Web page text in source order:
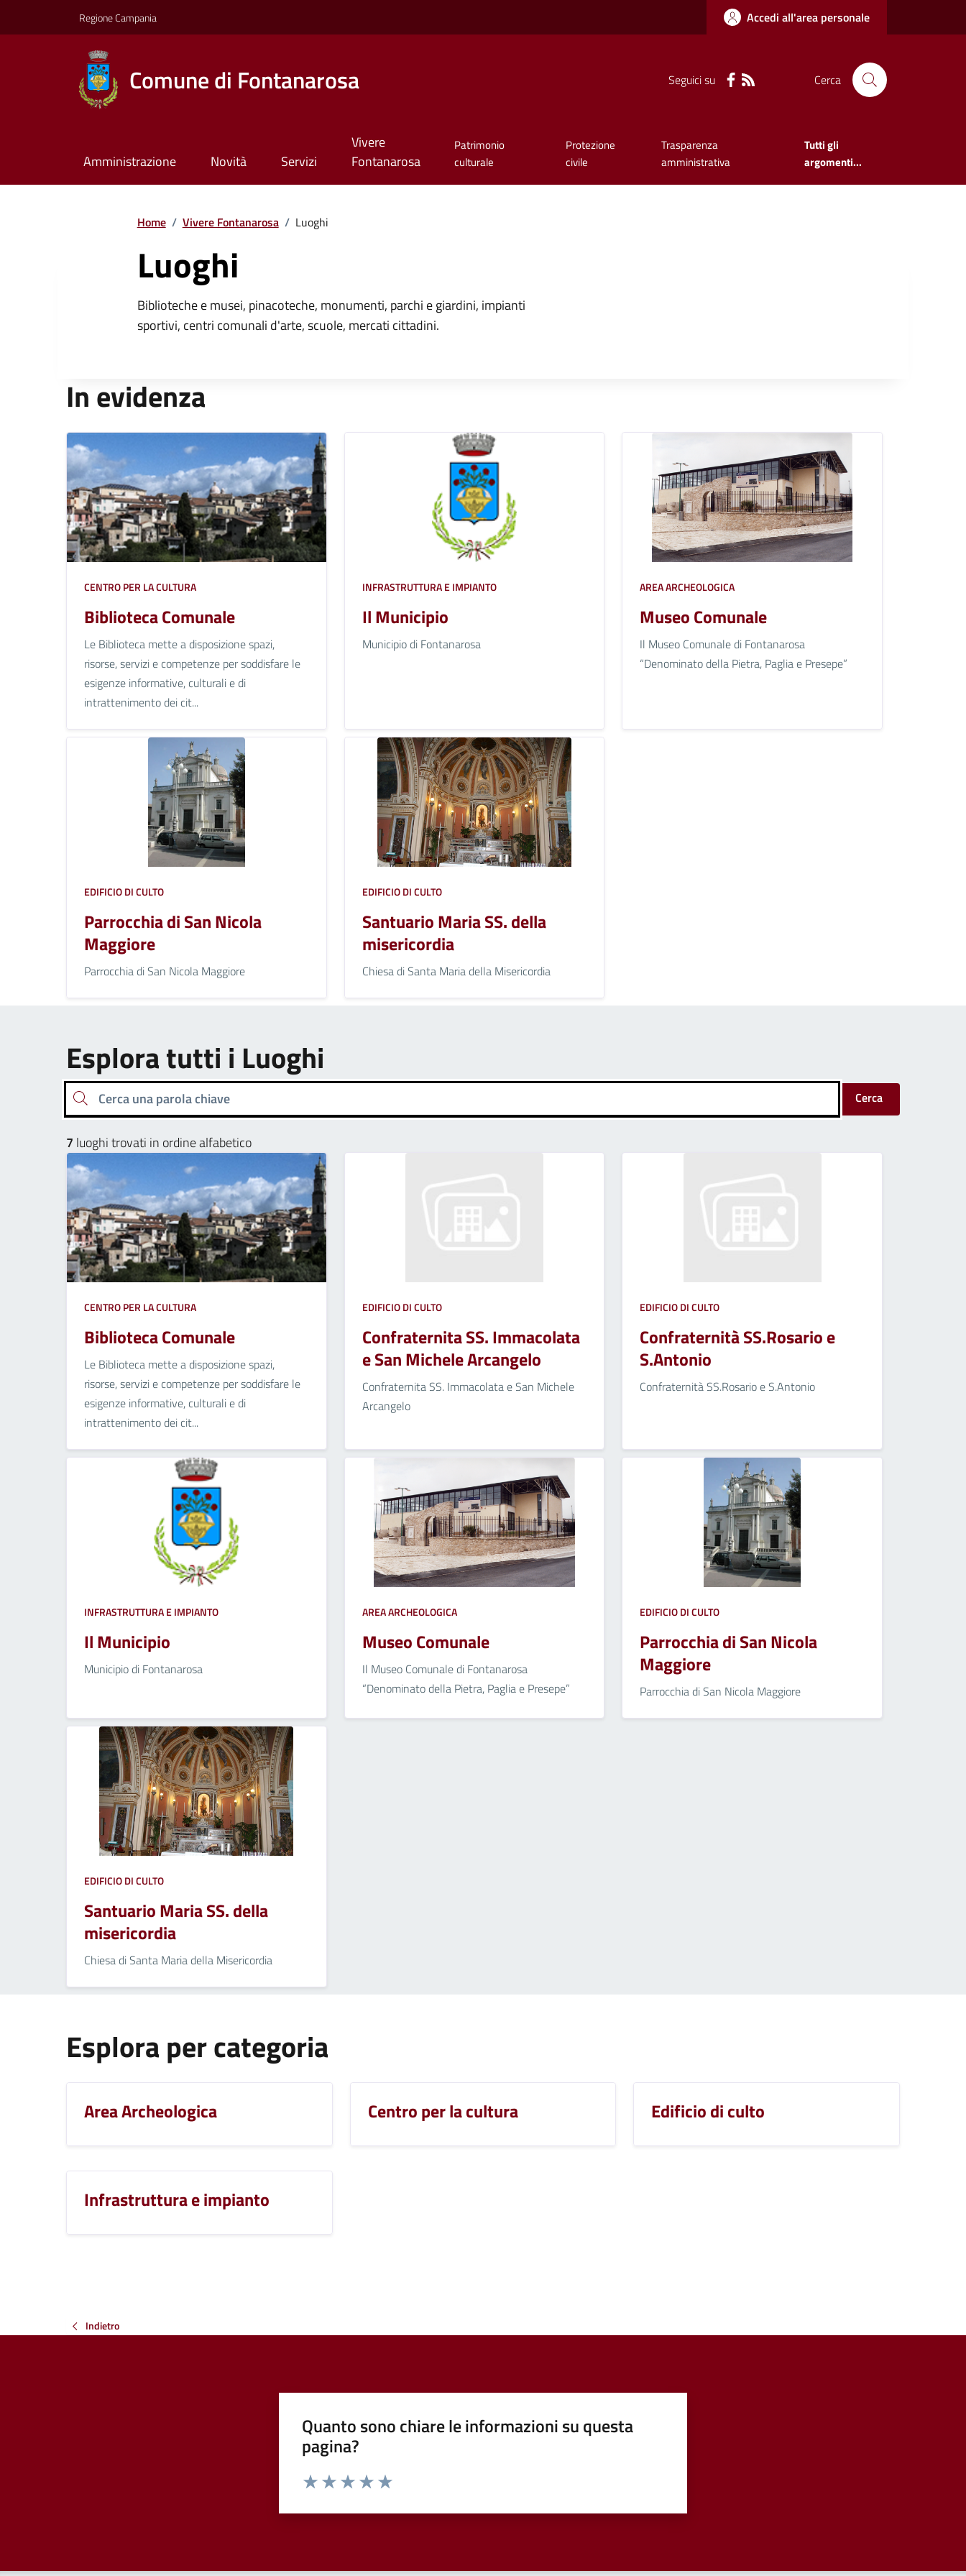
Regione Campania Accedi all'area personale
Comune di Fontanarosa Seguici su Cerca
Amministrazione Novità Servizi
Vivere
Fontanarosa
Patrimonio
culturale
Protezione
civile
Trasparenza
amministrativa
Tutti gli
argomenti...
Home / Vivere Fontanarosa / Luoghi
Luoghi
Biblioteche e musei, pinacoteche, monumenti, parchi e giardini, impianti
sportivi, centri comunali d'arte, scuole, mercati cittadini.
In evidenza
CENTRO PER LA CULTURA
Biblioteca Comunale
Le Biblioteca mette a disposizione spazi,
risorse, servizi e competenze per soddisfare le
esigenze informative, culturali e di
intrattenimento dei cit...
INFRASTRUTTURA E IMPIANTO
Il Municipio
Municipio di Fontanarosa
AREA ARCHEOLOGICA
Museo Comunale
Il Museo Comunale di Fontanarosa
“Denominato della Pietra, Paglia e Presepe”
EDIFICIO DI CULTO
Parrocchia di San Nicola
Maggiore
Parrocchia di San Nicola Maggiore
EDIFICIO DI CULTO
Santuario Maria SS. della
misericordia
Chiesa di Santa Maria della Misericordia
Esplora tutti i Luoghi
Cerca una parola chiave Cerca
7 luoghi trovati in ordine alfabetico
CENTRO PER LA CULTURA
Biblioteca Comunale
Le Biblioteca mette a disposizione spazi,
risorse, servizi e competenze per soddisfare le
esigenze informative, culturali e di
intrattenimento dei cit...
EDIFICIO DI CULTO
Confraternita SS. Immacolata
e San Michele Arcangelo
Confraternita SS. Immacolata e San Michele
Arcangelo
EDIFICIO DI CULTO
Confraternità SS.Rosario e
S.Antonio
Confraternità SS.Rosario e S.Antonio
INFRASTRUTTURA E IMPIANTO
Il Municipio
Municipio di Fontanarosa
AREA ARCHEOLOGICA
Museo Comunale
Il Museo Comunale di Fontanarosa
“Denominato della Pietra, Paglia e Presepe”
EDIFICIO DI CULTO
Parrocchia di San Nicola
Maggiore
Parrocchia di San Nicola Maggiore
EDIFICIO DI CULTO
Santuario Maria SS. della
misericordia
Chiesa di Santa Maria della Misericordia
Esplora per categoria
Area Archeologica Centro per la cultura Edificio di culto
Infrastruttura e impianto
Indietro
Quanto sono chiare le informazioni su questa
pagina?
Valuta da 1 a 5 stelle la pagina